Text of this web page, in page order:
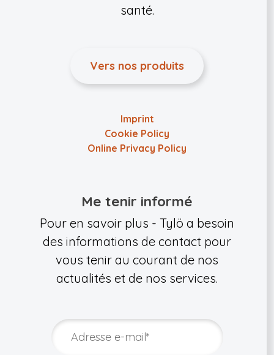
santé.
Vers nos produits
Imprint
Cookie Policy
Online Privacy Policy
Me tenir informé
Pour en savoir plus - Tylö a besoin
des informations de contact pour
vous tenir au courant de nos
actualités et de nos services.